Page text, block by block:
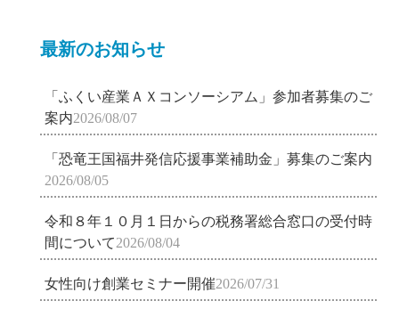
最新のお知らせ
「ふくい産業ＡＸコンソーシアム」参加者募集のご
案内2026/08/07
「恐竜王国福井発信応援事業補助金」募集のご案内
2026/08/05
令和８年１０月１日からの税務署総合窓口の受付時
間について2026/08/04
女性向け創業セミナー開催2026/07/31